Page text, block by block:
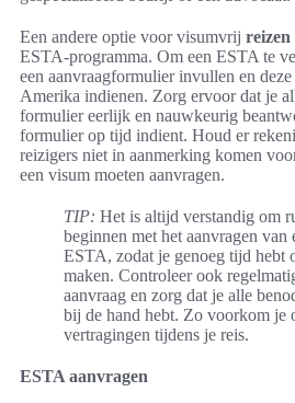
Een andere optie voor visumvrij
ESTA-programma. Om een ESTA te
een aanvraagformulier invullen en
Amerika indienen. Zorg ervoor dat je
formulier eerlijk en nauwkeurig
formulier op tijd indient. Houd er
reizigers niet in aanmerking komen
een visum moeten aanvragen.
TIP: Het is altijd verstandig om
beginnen met het aanvragen van
ESTA, zodat je genoeg tijd hebt
maken. Controleer ook
aanvraag en zorg dat je alle
bij de hand hebt. Zo voorkom je
vertragingen tijdens je reis.
ESTA aanvragen